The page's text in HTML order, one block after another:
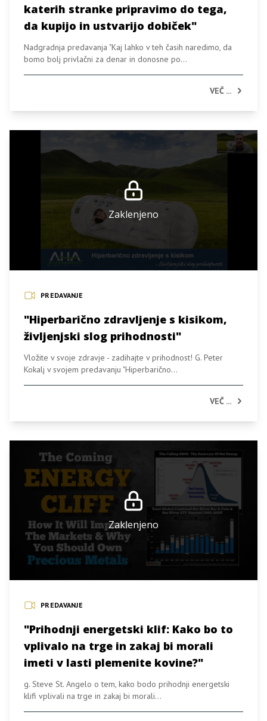
katerih stranke pripravimo do tega,
da kupijo in ustvarijo dobiček"
Nadgradnja predavanja "Kaj lahko v teh časih naredimo, da
bomo bolj privlačni za denar in donosne po...
VEČ ...
Zaklenjeno
PREDAVANJE
"Hiperbarično zdravljenje s kisikom,
življenjski slog prihodnosti"
Vložite v svoje zdravje - zadihajte v prihodnost! G. Peter
Kokalj v svojem predavanju "Hiperbarično...
VEČ ...
Zaklenjeno
PREDAVANJE
"Prihodnji energetski klif: Kako bo to
vplivalo na trge in zakaj bi morali
imeti v lasti plemenite kovine?"
g. Steve St. Angelo o tem, kako bodo prihodnji energetski
klifi vplivali na trge in zakaj bi morali...